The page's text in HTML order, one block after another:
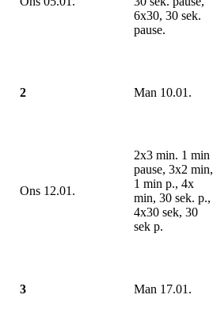
6x30, 30 sek.
pause.
2 Man 10.01.
Ons 12.01.
2x3 min. 1 min
pause, 3x2 min,
1 min p., 4x
min, 30 sek. p.,
4x30 sek, 30
sek p.
3 Man 17.01.